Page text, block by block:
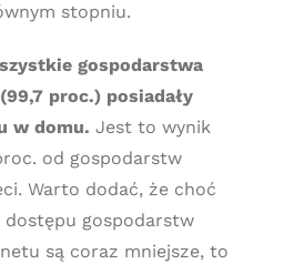
stopniu.
gospodarstwa
proc.) posiadały
w domu. Jest to wynik
od gospodarstw
Warto dodać, że choć
gospodarstw
są coraz mniejsze, to